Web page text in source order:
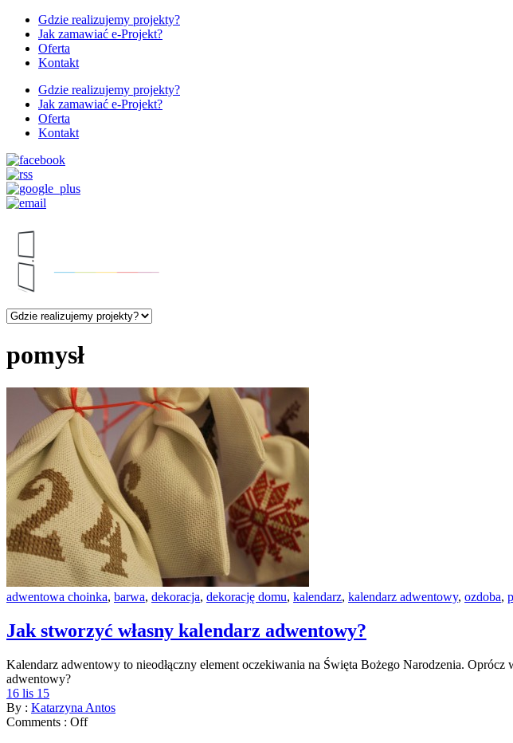
Gdzie realizujemy projekty?
Jak zamawiać e-Projekt?
Oferta
Kontakt
Gdzie realizujemy projekty?
Jak zamawiać e-Projekt?
Oferta
Kontakt
pomysł
adwentowa choinka, barwa, dekoracja, dekorację domu, kalendarz, kalendarz adwentowy, ozdoba,
Jak stworzyć własny kalendarz adwentowy?
Kalendarz adwentowy to nieodłączny element oczekiwania na Święta Bożego Narodzenia.
adwentowy?
16 lis 15
By : Katarzyna Antos
Comments : Off